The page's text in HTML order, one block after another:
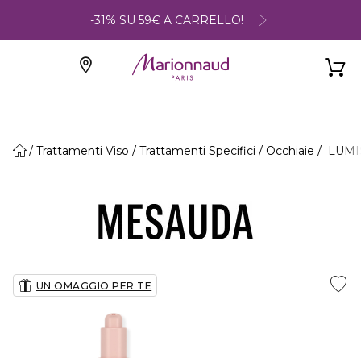
-31% SU 59€ A CARRELLO!
Trattamenti Viso Trattamenti Specifici Occhiaie
UN OMAGGIO PER TE